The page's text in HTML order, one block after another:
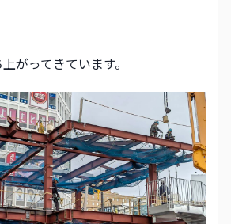
がってきています。